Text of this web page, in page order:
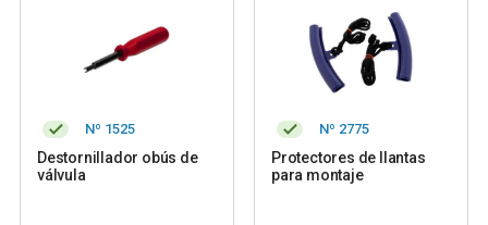
Nº 1525
Destornillador obús de
válvula
Nº 2775
Protectores de llantas
para montaje